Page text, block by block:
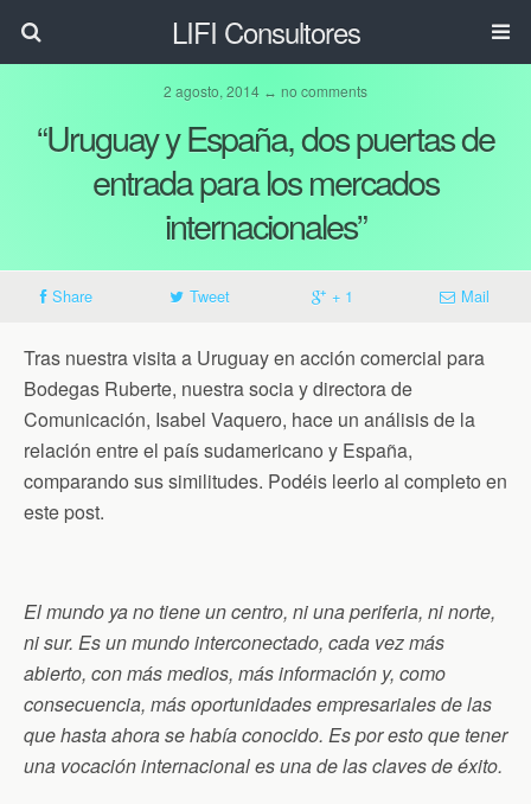
LIFI Consultores
2 agosto, 2014 ↔ no comments
“Uruguay y España, dos puertas de
entrada para los mercados
internacionales”
Share Tweet + 1 Mail
Tras nuestra visita a Uruguay en acción comercial para
Bodegas Ruberte, nuestra socia y directora de
Comunicación, Isabel Vaquero, hace un análisis de la
relación entre el país sudamericano y España,
comparando sus similitudes. Podéis leerlo al completo en
este post.
El mundo ya no tiene un centro, ni una periferia, ni norte,
ni sur. Es un mundo interconectado, cada vez más
abierto, con más medios, más información y, como
consecuencia, más oportunidades empresariales de las
que hasta ahora se había conocido. Es por esto que tener
una vocación internacional es una de las claves de éxito.